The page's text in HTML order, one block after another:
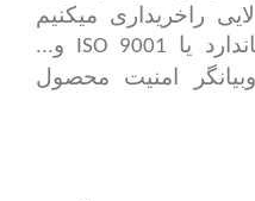
راخریداری میکنیم
یا
ISO 9001 و...
امنیت محصول